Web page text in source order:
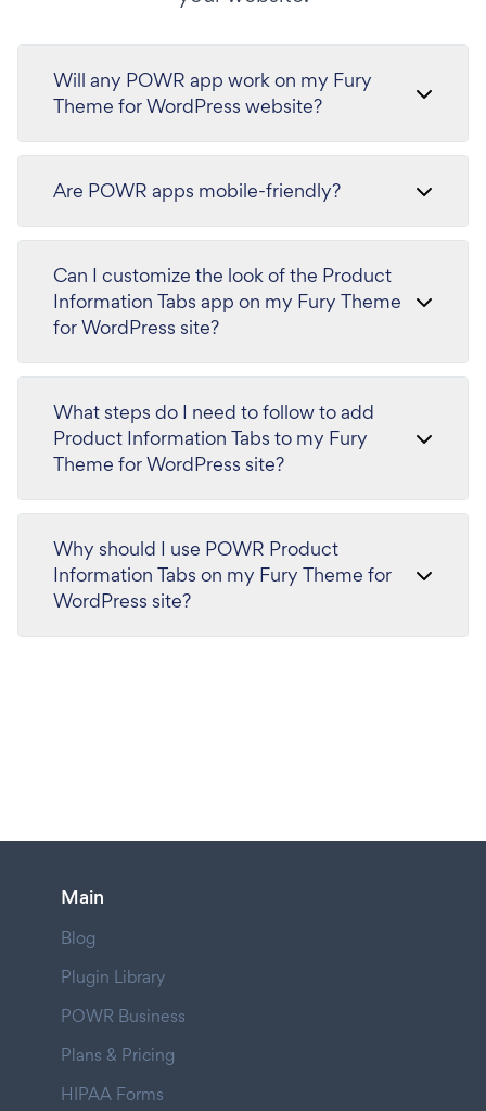
Will any POWR app work on my Fury
Theme for WordPress website?
Are POWR apps mobile-friendly?
Can I customize the look of the Product
Information Tabs app on my Fury Theme
for WordPress site?
What steps do I need to follow to add
Product Information Tabs to my Fury
Theme for WordPress site?
Why should I use POWR Product
Information Tabs on my Fury Theme for
WordPress site?
Main
Blog
Plugin Library
POWR Business
Plans & Pricing
HIPAA Forms